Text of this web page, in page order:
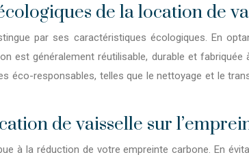
de la location de
par ses caractéristiques écologiques. En
est généralement réutilisable, durable et
éco-responsables, telles que le nettoyage et le
de vaisselle sur
à la réduction de votre empreinte carbone. En